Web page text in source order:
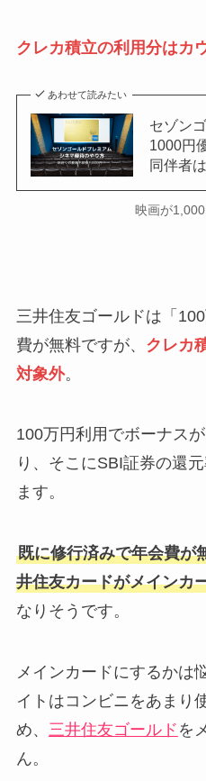
クレカ積立の利用分はカ
あわせて読みたい
セゾン
1000円
同伴者
映画が
三井住友ゴールドは「
費が無料ですが、 クレカ
対象外。
100万円利用でボーナス
り、そこにSBI証券の還
ます。
既に修行済みで年会費が
井住友カードがメインカ
なりそうです。
メインカードにするかは
イトはコンビニをあまり
め、 三井住友ゴールド を
ん。